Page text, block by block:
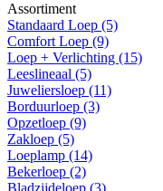
Assortiment
Standaard Loep (5)
Comfort Loep (9)
Loep + Verlichting (15)
Leeslineaal (5)
Juweliersloep (11)
Borduurloep (3)
Opzetloep (9)
Zakloep (5)
Loeplamp (14)
Bekerloep (2)
Bladzijdeloep (3)